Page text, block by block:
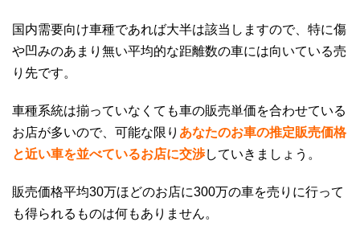
国内需要向け車種であれば大半は該当しますので、特に傷
や凹みのあまり無い平均的な距離数の車には向いている売
り先です。
車種系統は揃っていなくても車の販売単価を合わせている
お店が多いので、可能な限り あなたのお車の推定販売価格
と近い車を並べているお店に交渉していきましょう。
販売価格平均30万ほどのお店に300万の車を売りに行って
も得られるものは何もありません。